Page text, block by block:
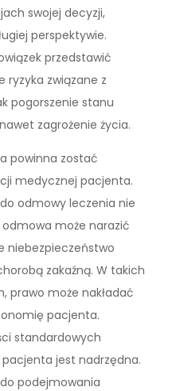
swojej decyzji,
perspektywie.
przedstawić
ryzyka związane z
pogorszenie stanu
zagrożenie życia.
powinna zostać
medycznej pacjenta.
odmowy leczenia nie
może narazić
niebezpieczeństwo
zakaźną. W takich
prawo może nakładać
pacjenta.
standardowych
jest nadrzędna.
podejmowania